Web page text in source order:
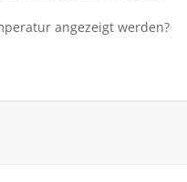
angezeigt werden?